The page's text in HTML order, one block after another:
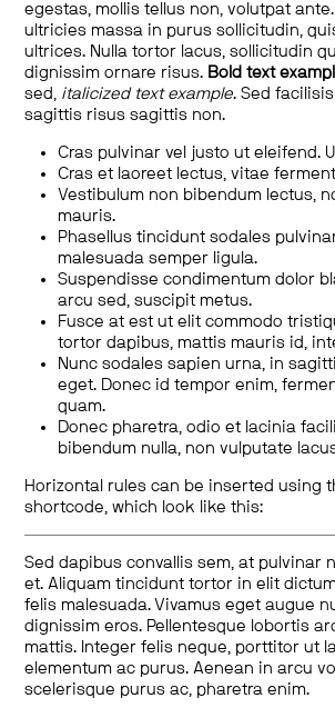
egestas, mollis tellus non, volutpat
ultricies massa in purus sollicitudin,
ultrices. Nulla tortor lacus, sollicitudin
dignissim ornare risus. Bold text
sed, italicized text example. Sed
sagittis risus sagittis non.
Cras pulvinar vel justo ut eleifend.
Cras et laoreet lectus, vitae
Vestibulum non bibendum lectus,
mauris.
Phasellus tincidunt sodales
malesuada semper ligula.
Suspendisse condimentum dolor
arcu sed, suscipit metus.
Fusce at est ut elit commodo
tortor dapibus, mattis mauris id,
Nunc sodales sapien urna, in
eget. Donec id tempor enim,
quam.
Donec pharetra, odio et lacinia
bibendum nulla, non vulputate
Horizontal rules can be inserted using
shortcode, which look like this:
Sed dapibus convallis sem, at pulvinar
et. Aliquam tincidunt tortor in elit
felis malesuada. Vivamus eget augue
dignissim eros. Pellentesque lobortis
mattis. Integer felis neque, porttitor ut
elementum ac purus. Aenean in arcu
scelerisque purus ac, pharetra enim.